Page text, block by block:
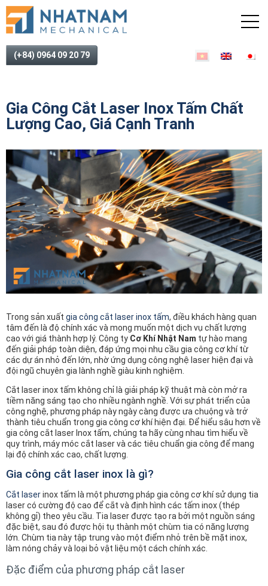
(+84) 0964 09 20 79
Gia Công Cắt Laser Inox Tấm Chất
Lượng Cao, Giá Cạnh Tranh
Trong sản xuất gia công cắt laser inox tấm, điều khách hàng quan
tâm đến là độ chính xác và mong muốn một dịch vụ chất lượng
cao với giá thành hợp lý. Công ty Cơ Khí Nhật Nam tự hào mang
đến giải pháp toàn diện, đáp ứng mọi nhu cầu gia công cơ khí từ
các dự án nhỏ đến lớn, nhờ ứng dụng công nghệ laser hiện đại và
đội ngũ chuyên gia lành nghề giàu kinh nghiệm.
Cắt laser inox tấm không chỉ là giải pháp kỹ thuật mà còn mở ra
tiềm năng sáng tạo cho nhiều ngành nghề. Với sự phát triển của
công nghệ, phương pháp này ngày càng được ưa chuộng và trở
thành tiêu chuẩn trong gia công cơ khí hiện đại. Để hiểu sâu hơn về
gia công cắt laser Inox tấm, chúng ta hãy cùng nhau tìm hiểu về
quy trình, máy móc cắt laser và các tiêu chuẩn gia công để mang
lại độ chính xác cao, chất lượng.
Gia công cắt laser inox là gì?
Cắt laserinox tấm là một phương pháp gia công cơ khí sử dụng tia
laser có cường độ cao để cắt và định hình các tấm inox (thép
không gỉ) theo yêu cầu. Tia laser được tạo ra bởi một nguồn sáng
đặc biệt, sau đó được hội tụ thành một chùm tia có năng lượng
lớn. Chùm tia này tập trung vào một điểm nhỏ trên bề mặt inox,
làm nóng chảy và loại bỏ vật liệu một cách chính xác.
Đặc điểm của phương pháp cắt laser